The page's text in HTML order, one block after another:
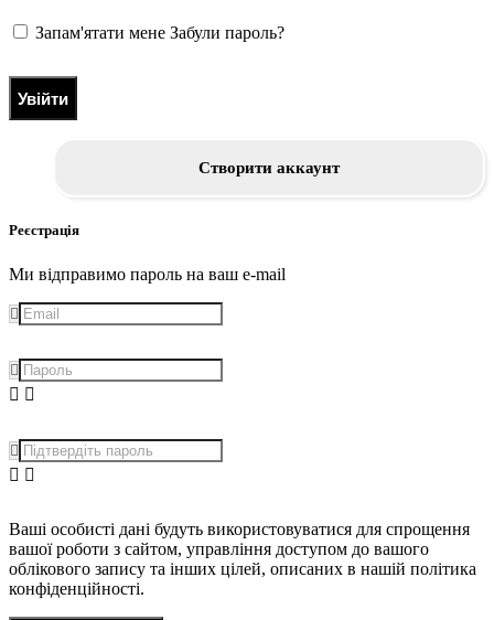
Запам'ятати мене Забули пароль?
Увійти
Створити аккаунт
Реєстрація
Ми відправимо пароль на ваш e-mail
Ваші особисті дані будуть використовуватися для спрощення
вашої роботи з сайтом, управління доступом до вашого
облікового запису та інших цілей, описаних в нашій політика
конфіденційності.